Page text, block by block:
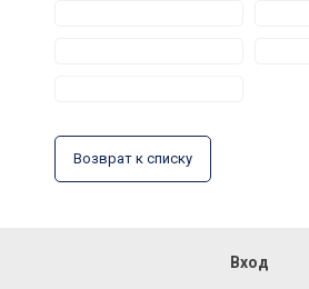
Возврат к списку
Вход